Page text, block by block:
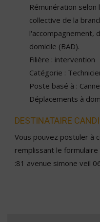
Rémunération
collective de la
l'accompagnement,
domicile (BAD).
Filière : intervention
Catégorie :
Poste basé à :
Déplacements à
DESTINATAIRE
Vous pouvez postuler à
remplissant le
:81 avenue simone veil